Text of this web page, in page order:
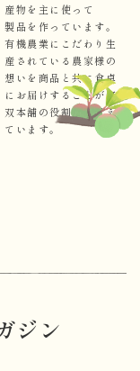
産物を主に使って
製品を作っています。
有機農業にこだわり生
産されている農家様の
想いを商品と共に食卓
にお届けすることが無
双本舗の役割だと考え
ています。
ジン